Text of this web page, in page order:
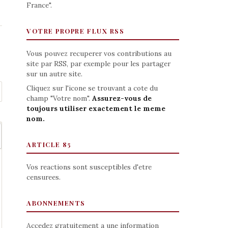
France".
VOTRE PROPRE FLUX RSS
Vous pouvez recuperer vos contributions au
site par RSS, par exemple pour les partager
sur un autre site.
Cliquez sur l'icone se trouvant a cote du
champ "Votre nom". Assurez-vous de
toujours utiliser exactement le meme
nom.
ARTICLE 85
Vos reactions sont susceptibles d'etre
censurees.
ABONNEMENTS
Accedez gratuitement a une information